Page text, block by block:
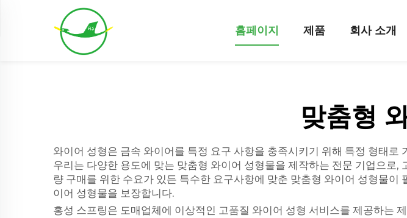
홈페이지 제품 회사 소개
맞춤형
와이어 성형은 금속 와이어를 특정 요구 사항을 충족시키기 위해 특정 형태로
우리는 다양한 용도에 맞는 맞춤형 와이어 성형물을 제작하는 전문 기업으로
량 구매를 위한 수요가 있든 특수한 요구사항에 맞춘 맞춤형 와이어 성형물
이어 성형물을 보장합니다.
홍성 스프링은 도매업체에 이상적인 고품질 와이어 성형 서비스를 제공하는